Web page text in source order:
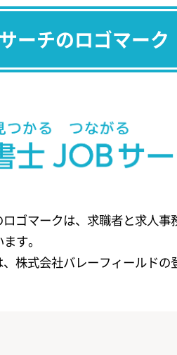
ーチのロゴマーク
ロゴマークは、求職者と求人
す。
株式会社バレーフィールドの